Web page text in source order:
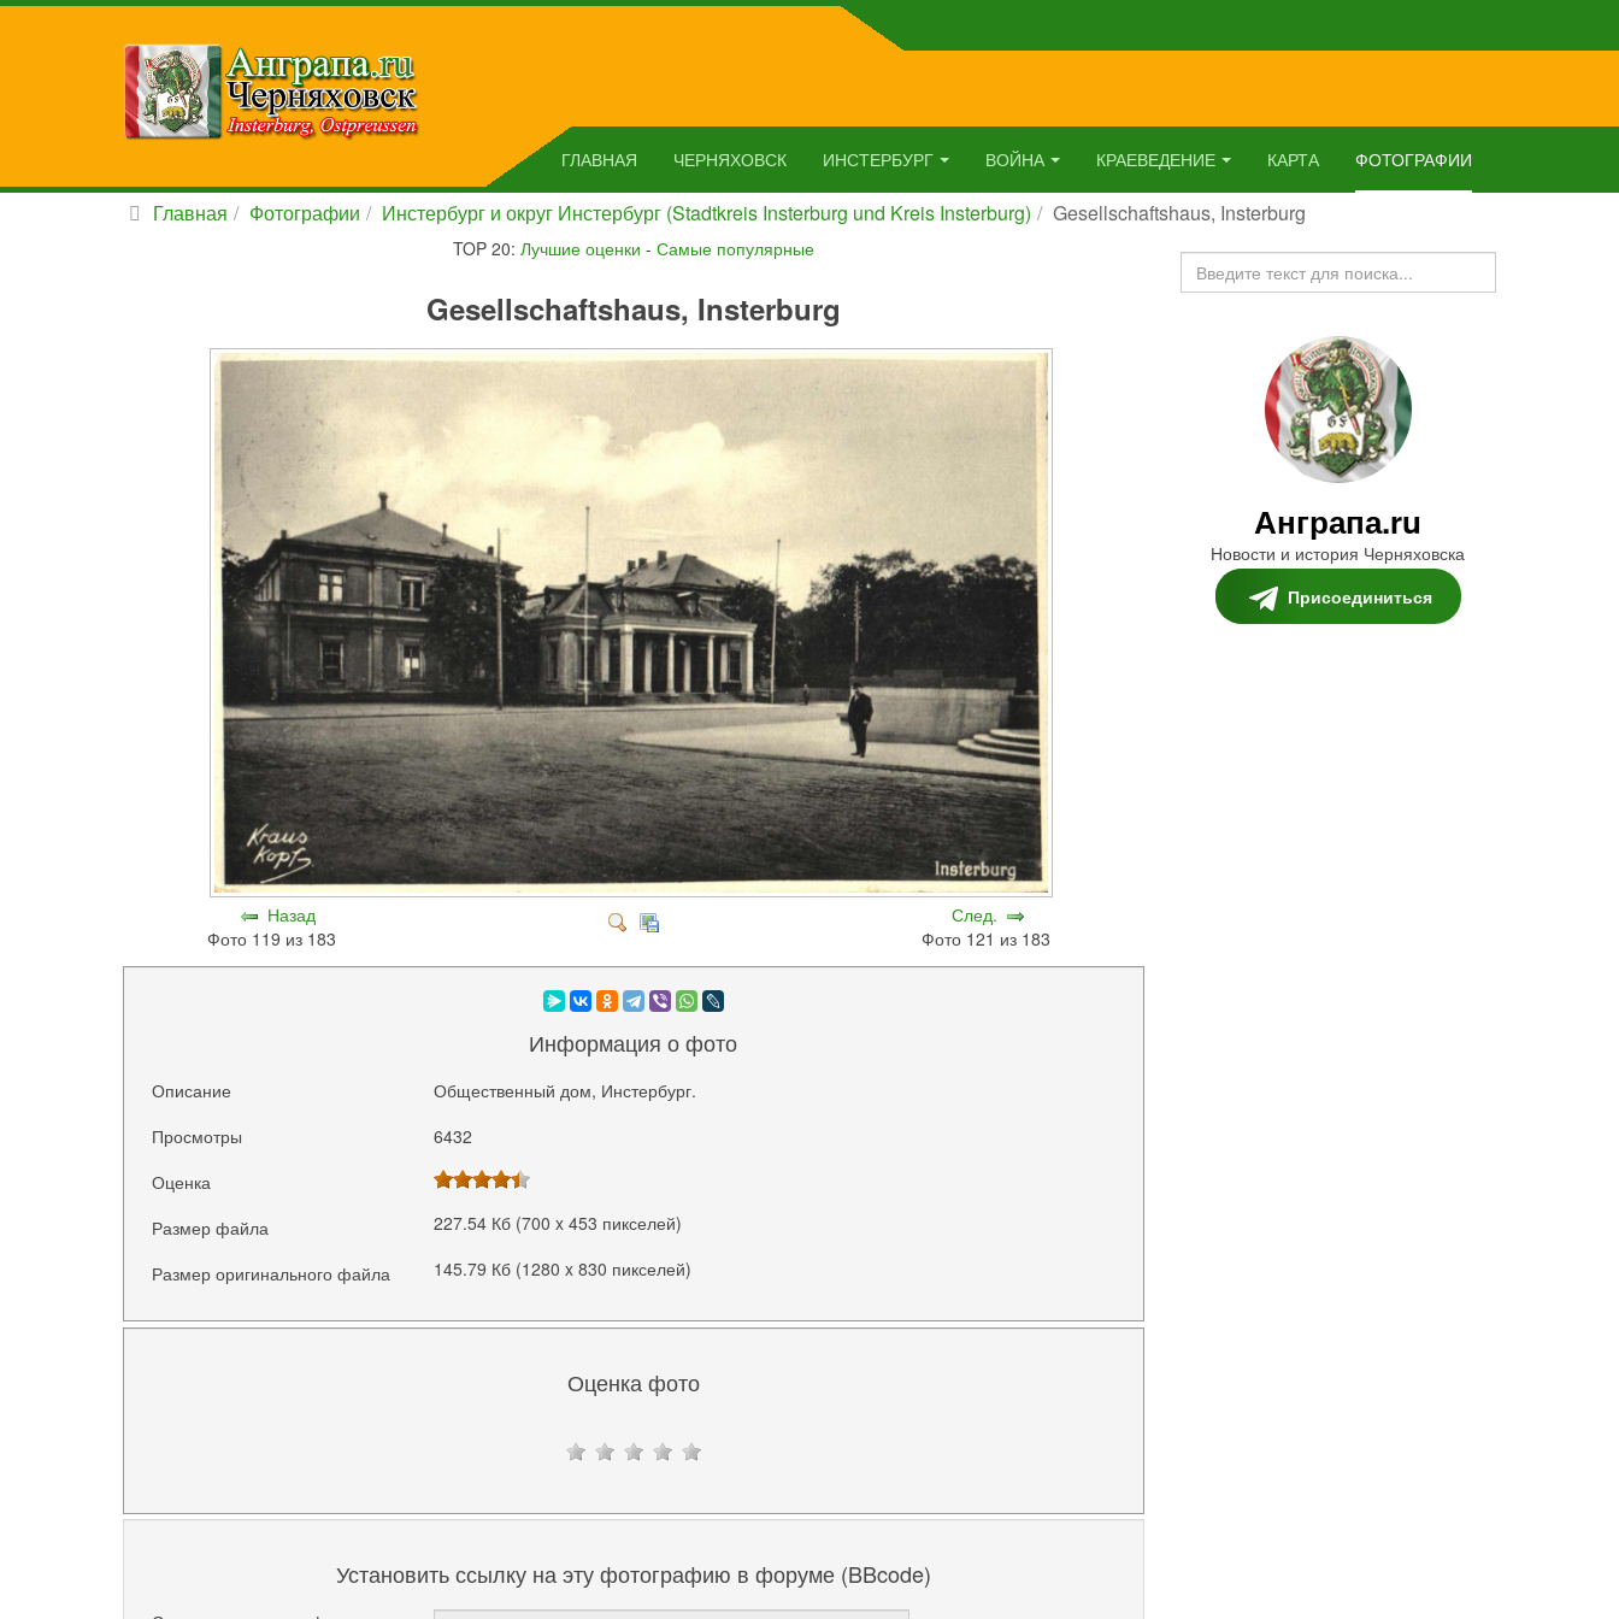
ГЛАВНАЯ ЧЕРНЯХОВСК ИНСТЕРБУРГ ВОЙНА КРАЕВЕДЕНИЕ КАРТА ФОТОГРАФИИ
Главная Фотографии Инстербург и округ Инстербург (Stadtkreis Insterburg und Kreis Insterburg) Gesellschaftshaus, Insterburg
TOP 20: Лучшие оценки - Самые популярные
Gesellschaftshaus, Insterburg
Назад
Фото 119 из 183
След.
Фото 121 из 183
Информация о фото
Описание
Общественный дом, Инстербург.
Просмотры
6432
Оценка
Размер файла
227.54 Кб (700 x 453 пикселей)
Размер оригинального файла 145.79 Кб (1280 x 830 пикселей)
Оценка фото
Установить ссылку на эту фотографию в форуме (BBcode)
Искать...
Анграпа.ru
Новости и история Черняховска
Присоединиться